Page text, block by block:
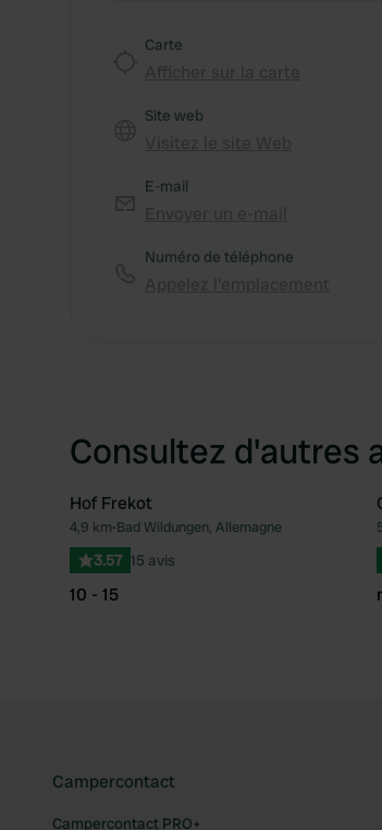
Carte
Site web
E-mail
Numéro de téléphone
Consultez d'autres
Hof Frekot
4,9 km•Bad Wildungen, Allemagne
3.57 15 avis
10 - 15
Campercontact
Campercontact PRO+